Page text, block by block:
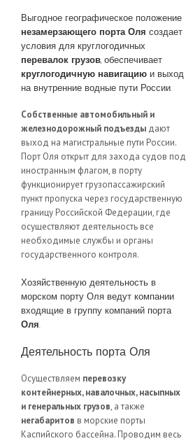
Выгодное географическое положение
незамерзающего порта Оля создает
условия для круглогодичных
перевалок грузов, обеспечивает
круглогодичную навигацию и выход
на внутренние водные пути России.
Собственные автомобильный и
железнодорожный подъезды дают
выход на магистральные пути России.
Порт Оля открыт для захода судов под
иностранным флагом, в порту
функционирует грузопассажирский
пункт пропуска через государственную
границу Российской Федерации, где
осуществляют деятельность все
необходимые службы и органы
государственного контроля.
Хозяйственную деятельность в
морском порту Оля ведут компании
входящие в группу компаний порта
Оля
Деятельность порта Оля
Оcуществляем перевозку
контейнерных, навалочных, насыпных
и генеральных грузов, а также
негабаритов в морские порты
Каспийского бассейна. Проводим весь